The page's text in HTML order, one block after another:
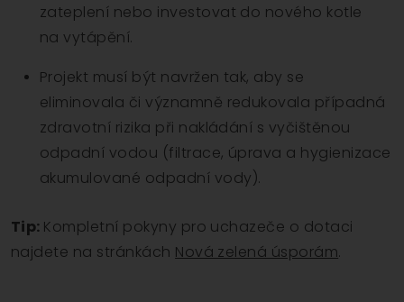
zateplení nebo investovat do nového kotle
na vytápění.
Projekt musí být navržen tak, aby se
eliminovala či významně redukovala případná
zdravotní rizika při nakládání s vyčištěnou
odpadní vodou (filtrace, úprava a hygienizace
akumulované odpadní vody).
Tip: Kompletní pokyny pro uchazeče o dotaci
najdete na stránkách Nová zelená úsporám.